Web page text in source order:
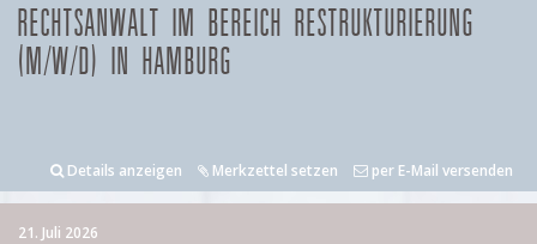
RECHTSANWALT IM BEREICH RESTRUKTURIERUNG
(M/W/D) IN HAMBURG
Details anzeigen Merkzettel setzen per E-Mail versenden
21. Juli 2026